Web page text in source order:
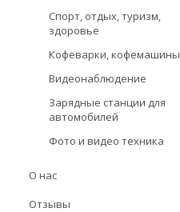
Спорт, отдых, туризм,
здоровье
Кофеварки, кофемашины
Видеонаблюдение
Зарядные станции для
автомобилей
Фото и видео техника
О нас
Отзывы